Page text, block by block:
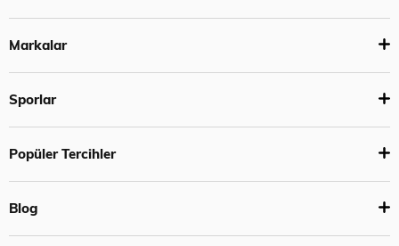
Markalar
Sporlar
Popüler Tercihler
Blog